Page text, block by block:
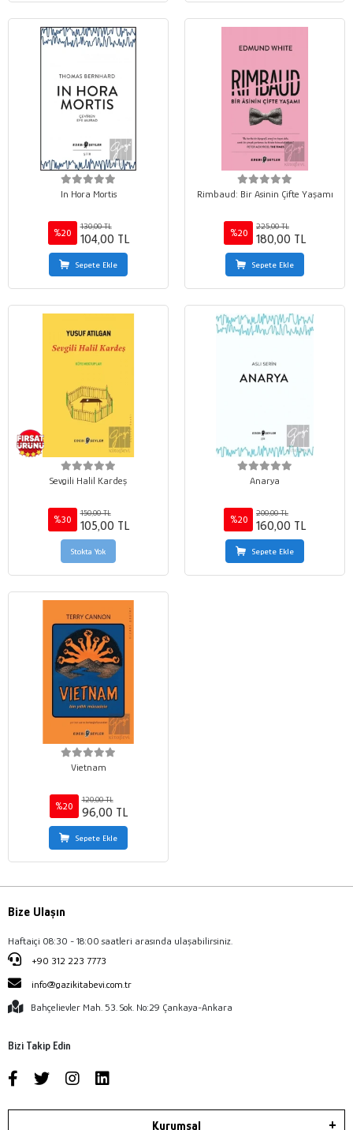
In Hora Mortis
%20
130,00 TL
104,00 TL
Sepete Ekle
Rimbaud: Bir Asinin Çifte Yaşamı
%20
225,00 TL
180,00 TL
Sepete Ekle
Sevgili Halil Kardeş
%30
150,00 TL
105,00 TL
Stokta Yok
Anarya
%20
200,00 TL
160,00 TL
Sepete Ekle
Vietnam
%20
120,00 TL
96,00 TL
Sepete Ekle
Bize Ulaşın
Haftaiçi 08:30 - 18:00 saatleri arasında ulaşabilirsiniz.
+90 312 223 7773
info@gazikitabevi.com.tr
Bahçelievler Mah. 53. Sok. No:29 Çankaya-Ankara
Bizi Takip Edin
Kurumsal